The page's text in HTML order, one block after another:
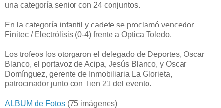
una categoría senior con 24 conjuntos.
En la categoría infantil y cadete se proclamó vencedor
Finitec / Electrólisis (0-4) frente a Optica Toledo.
Los trofeos los otorgaron el delegado de Deportes, Oscar
Blanco, el portavoz de Acipa, Jesús Blanco, y Oscar
Domínguez, gerente de Inmobiliaria La Glorieta,
patrocinador junto con Tien 21 del evento.
ALBUM de Fotos (75 imágenes)